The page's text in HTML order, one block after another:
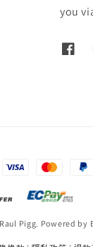
you
Pigg. Powered by